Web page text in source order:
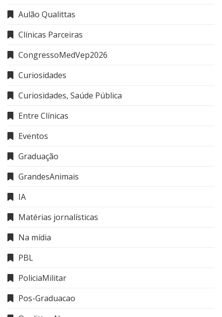
Aulão Qualittas
Clínicas Parceiras
CongressoMedVep2026
Curiosidades
Curiosidades, Saúde Pública
Entre Clínicas
Eventos
Graduação
GrandesAnimais
IA
Matérias jornalísticas
Na mídia
PBL
PoliciaMilitar
Pos-Graduacao